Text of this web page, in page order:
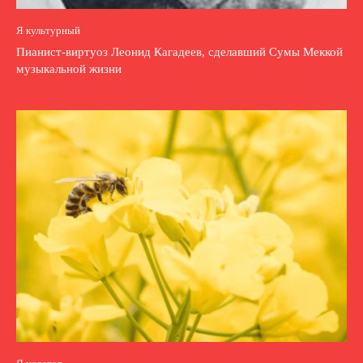
Я культурный
Пианист-виртуоз Леонид Кагадеев, сделавший Сумы Меккой
музыкальной жизни